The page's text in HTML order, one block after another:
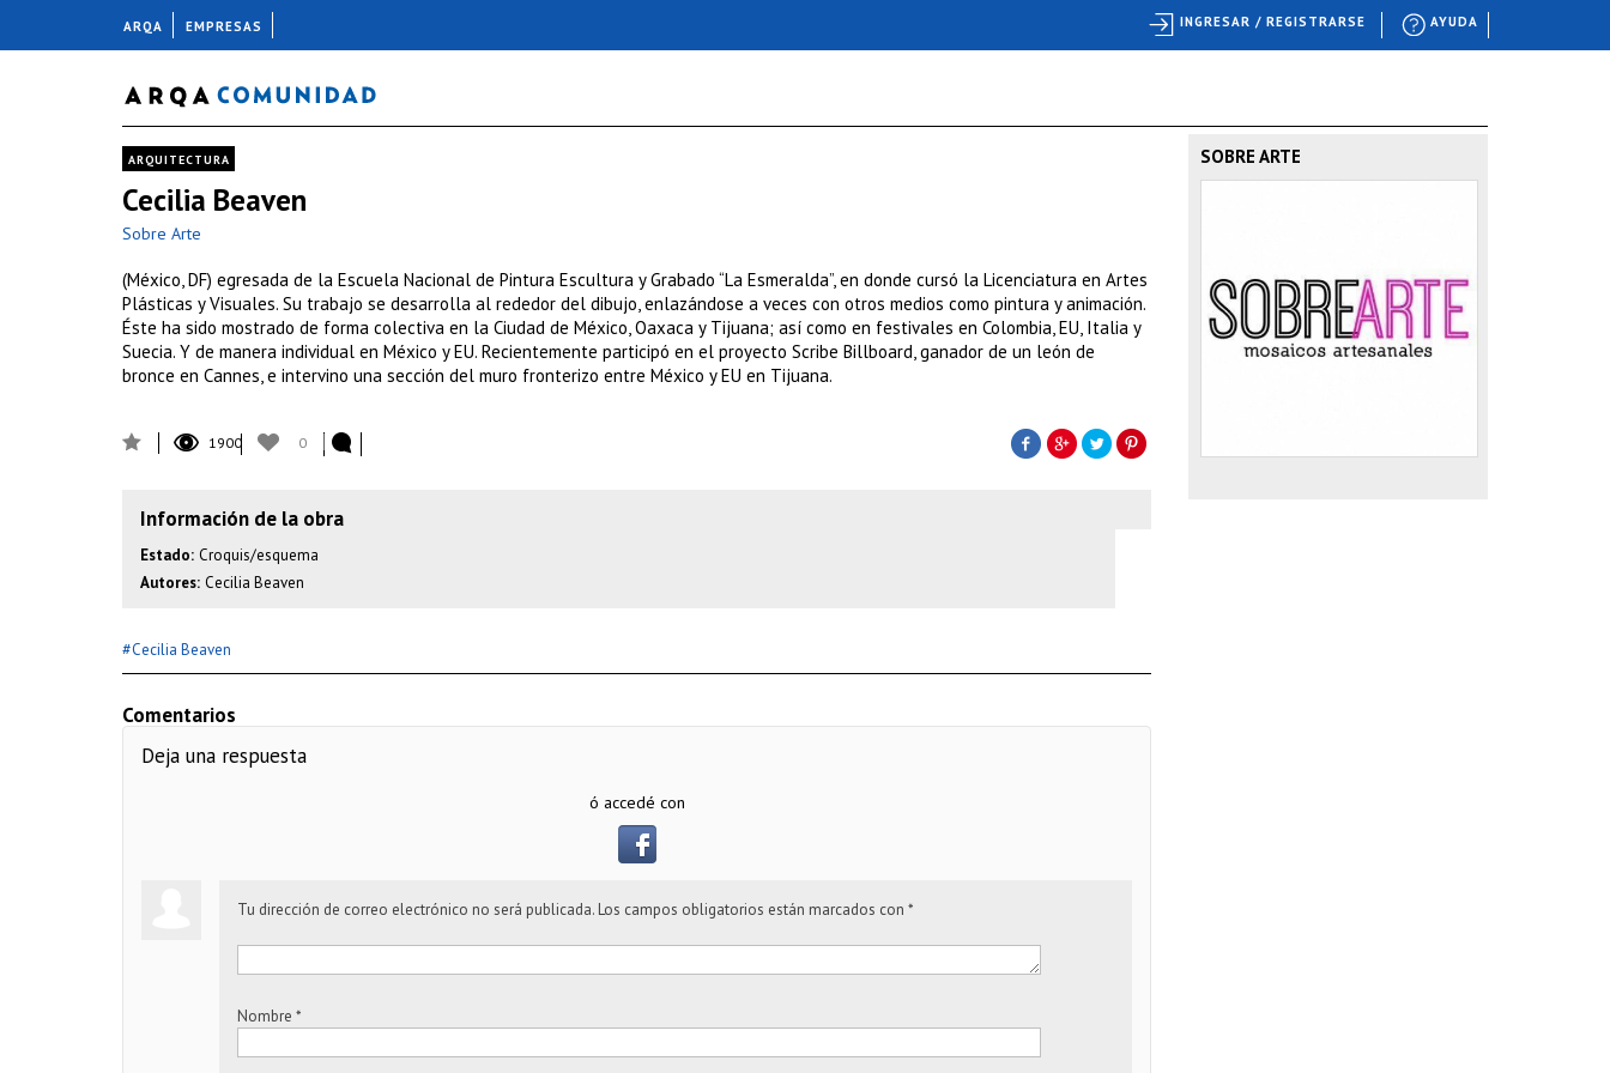
ARQUITECTURA
Cecilia Beaven
Sobre Arte
(México, DF) egresada de la Escuela Nacional de Pintura Escultura y Grabado “La Esmeralda”, en donde cursó la Licenciatura en Artes
Plásticas y Visuales. Su trabajo se desarrolla al rededor del dibujo, enlazándose a veces con otros medios como pintura y animación.
Éste ha sido mostrado de forma colectiva en la Ciudad de México, Oaxaca y Tijuana; así como en festivales en Colombia, EU, Italia y
Suecia. Y de manera individual en México y EU. Recientemente participó en el proyecto Scribe Billboard, ganador de un león de
bronce en Cannes, e intervino una sección del muro fronterizo entre México y EU en Tijuana.
1900 0
Información de la obra
Estado: Croquis/esquema
Autores: Cecilia Beaven
#Cecilia Beaven
Comentarios
Deja una respuesta
ó accedé con
Tu dirección de correo electrónico no será publicada. Los campos obligatorios están marcados con *
Nombre *
SOBRE ARTE
ARQA EMPRESAS AYUDA
INGRESAR / REGISTRARSE